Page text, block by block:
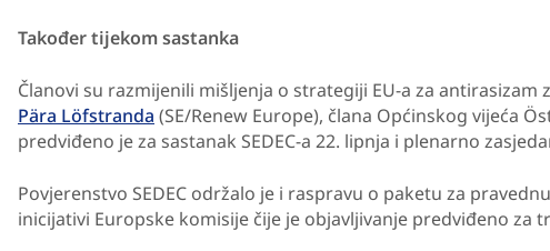
Također tijekom sastanka
Članovi su razmijenili mišljenja o strategiji EU-a za antirasizam
Pära Löfstranda (SE/Renew Europe), člana Općinskog vijeća
predviđeno je za sastanak SEDEC-a 22. lipnja i plenarno
Povjerenstvo SEDEC održalo je i raspravu o paketu za
inicijativi Europske komisije čije je objavljivanje predviđeno za